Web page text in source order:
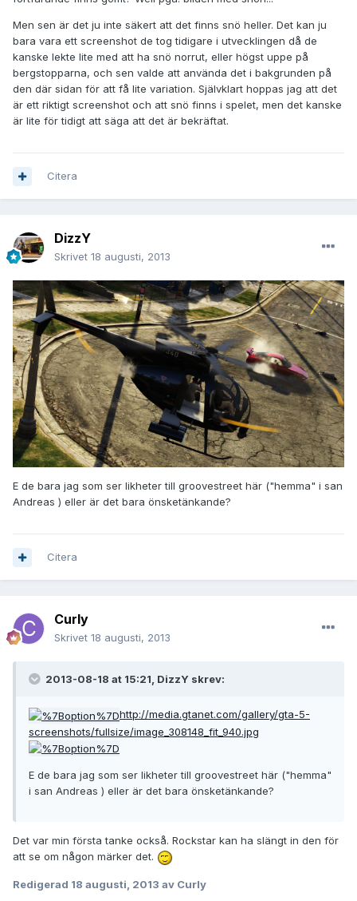
Men sen är det ju inte säkert att det finns snö heller. Det kan ju
bara vara ett screenshot de tog tidigare i utvecklingen då de
kanske lekte lite med att ha snö norrut, eller högst uppe på
bergstopparna, och sen valde att använda det i bakgrunden på
den där sidan för att få lite variation. Självklart hoppas jag att det
är ett riktigt screenshot och att snö finns i spelet, men det kanske
är lite för tidigt att säga att det är bekräftat.
Citera
DizzY
Skrivet 18 augusti, 2013
E de bara jag som ser likheter till groovestreet här ("hemma" i san
Andreas ) eller är det bara önsketänkande?
Citera
Curly
Skrivet 18 augusti, 2013
2013-08-18 at 15:21, DizzY skrev:
http://media.gtanet.com/gallery/gta-5-
screenshots/fullsize/image_308148_fit_940.jpg
E de bara jag som ser likheter till groovestreet här ("hemma"
i san Andreas ) eller är det bara önsketänkande?
Det var min första tanke också. Rockstar kan ha slängt in den för
att se om någon märker det.
Redigerad 18 augusti, 2013 av Curly